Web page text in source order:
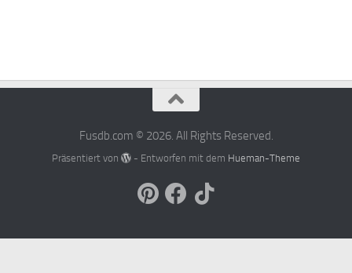
Fusdb.com © 2026. All Rights Reserved.
Präsentiert von - Entworfen mit dem Hueman-Theme